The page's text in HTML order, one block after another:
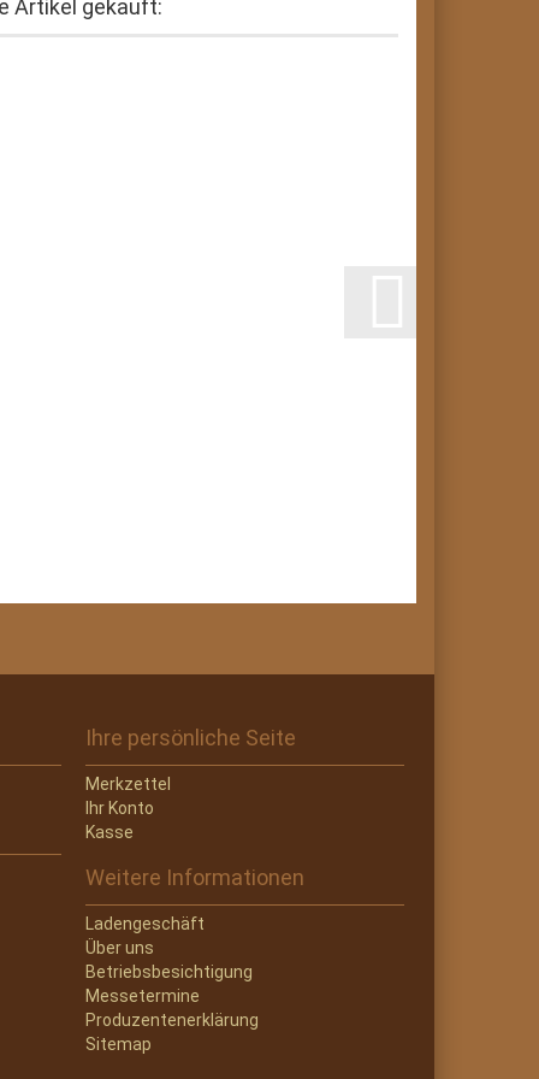
Artikel gekauft:
Ihre persönliche Seite
Merkzettel
Ihr Konto
Kasse
Weitere Informationen
Ladengeschäft
Über uns
Betriebsbesichtigung
Messetermine
Produzentenerklärung
Sitemap